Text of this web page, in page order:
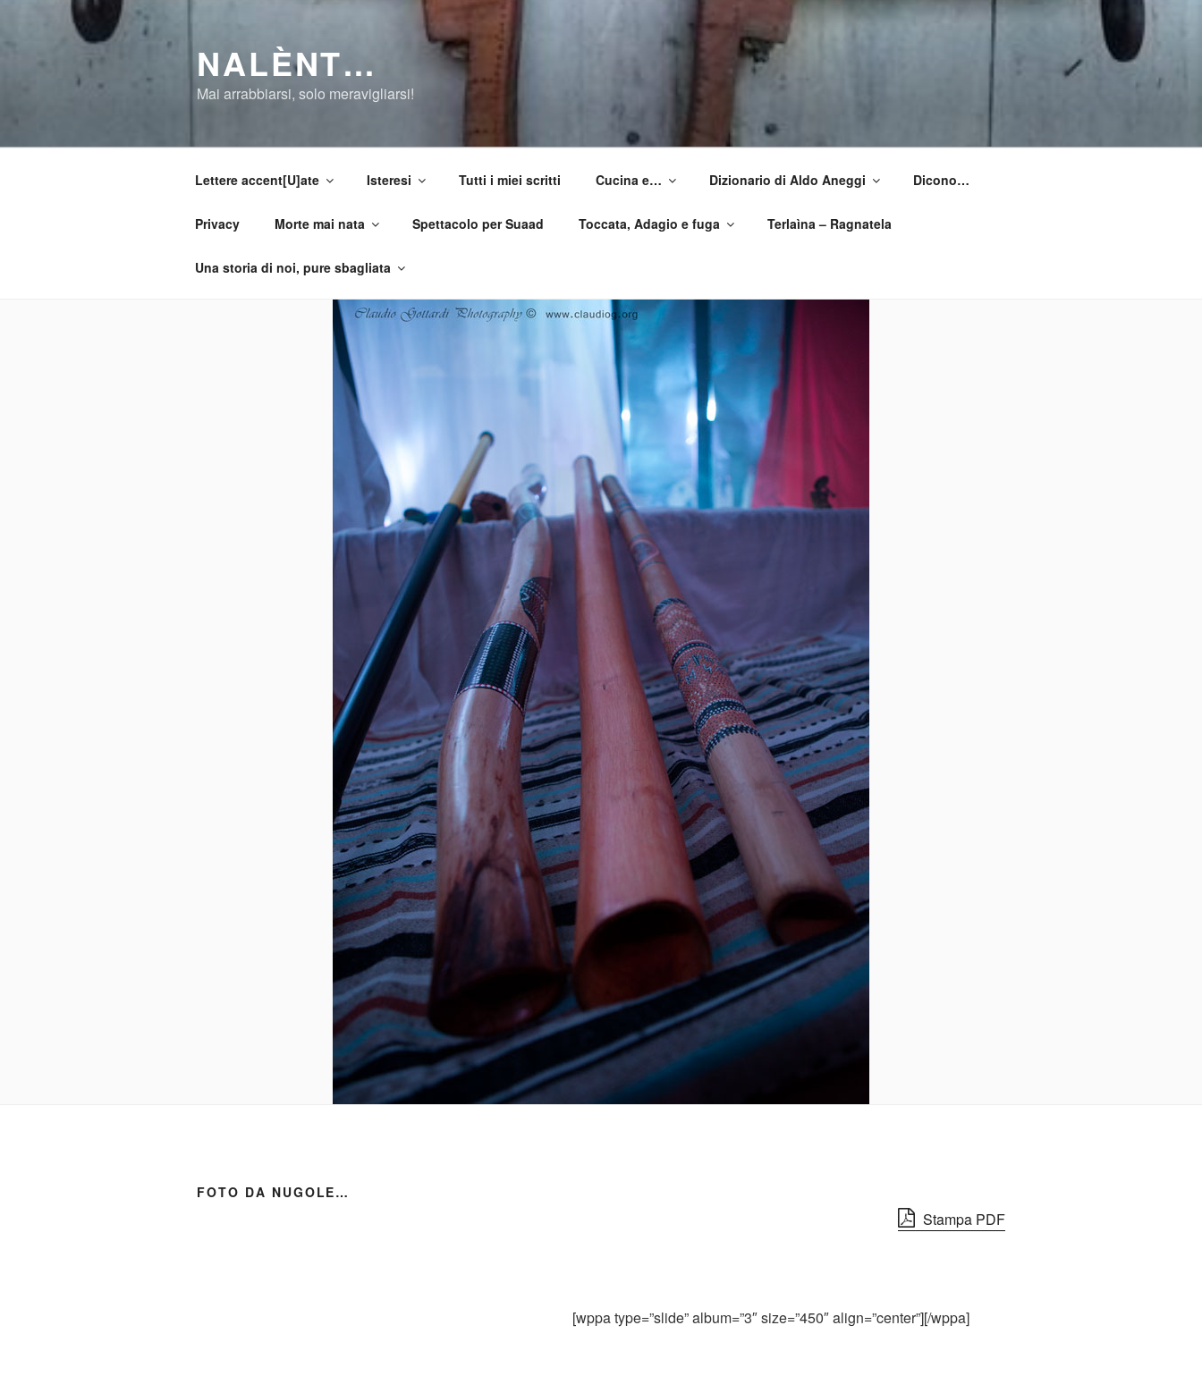
NALÈNT…
Mai arrabbiarsi, solo meravigliarsi!
Lettere accent[U]ate Isteresi Tutti i miei scritti Cucina e… Dizionario di Aldo Aneggi Dicono…
Privacy Morte mai nata Spettacolo per Suaad Toccata, Adagio e fuga Terlaìna – Ragnatela
Una storia di noi, pure sbagliata
FOTO DA NUGOLE…
Stampa PDF
[wppa type=”slide” album=”3″ size=”450″ align=”center”][/wppa]